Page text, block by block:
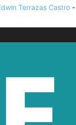
Terrazas Castro -